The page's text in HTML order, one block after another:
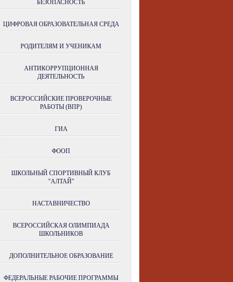
БЕЗОПАСНОСТЬ
ЦИФРОВАЯ ОБРАЗОВАТЕЛЬНАЯ СРЕДА
РОДИТЕЛЯМ И УЧЕНИКАМ
АНТИКОРРУПЦИОННАЯ
ДЕЯТЕЛЬНОСТЬ
ВСЕРОССИЙСКИЕ ПРОВЕРОЧНЫЕ
РАБОТЫ (ВПР)
ГИА
ФООП
ШКОЛЬНЫЙ СПОРТИВНЫЙ КЛУБ
"АЛТАЙ"
НАСТАВНИЧЕСТВО
ВСЕРОССИЙСКАЯ ОЛИМПИАДА
ШКОЛЬНИКОВ
ДОПОЛНИТЕЛЬНОЕ ОБРАЗОВАНИЕ
ФЕДЕРАЛЬНЫЕ РАБОЧИЕ ПРОГРАММЫ